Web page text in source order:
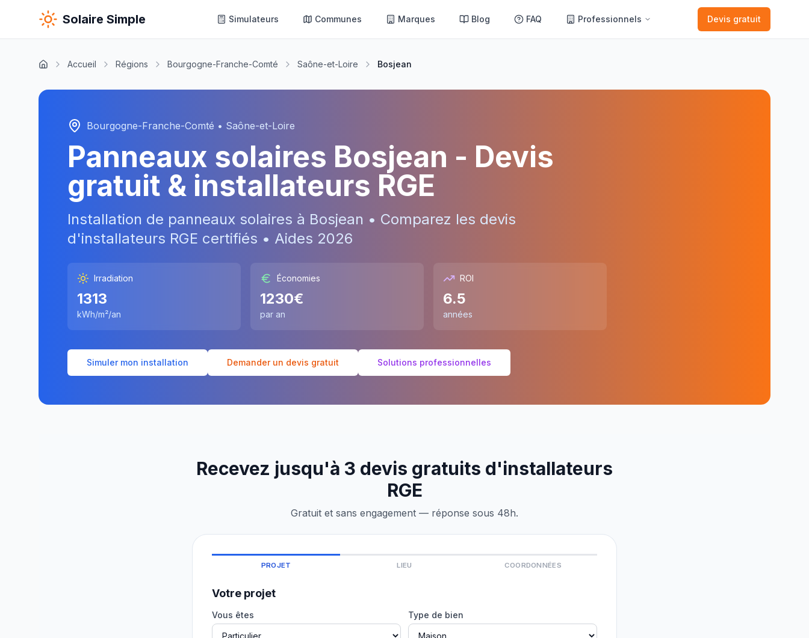
Solaire Simple Simulateurs Communes Marques Blog FAQ Professionnels Devis gratuit
Accueil Régions Bourgogne-Franche-Comté Saône-et-Loire Bosjean
Bourgogne-Franche-Comté • Saône-et-Loire
Panneaux solaires Bosjean - Devis
gratuit & installateurs RGE
Installation de panneaux solaires à Bosjean • Comparez les devis
d'installateurs RGE certifiés • Aides 2026
Irradiation
1313
kWh/m²/an
Économies
1230€
par an
ROI
6.5
années
Simuler mon installation Demander un devis gratuit Solutions professionnelles
Recevez jusqu'à 3 devis gratuits d'installateurs
RGE
Gratuit et sans engagement — réponse sous 48h.
PROJET LIEU COORDONNÉES
Votre projet
Vous êtes Type de bien